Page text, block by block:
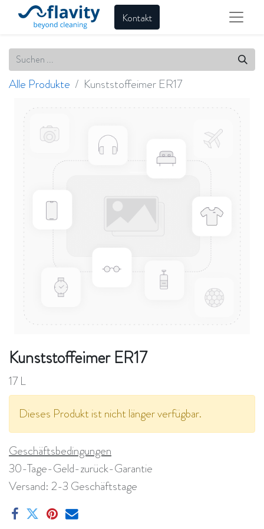
Kontakt
Alle Produkte Kunststoffeimer ER17
Kunststoffeimer ER17
17 L
Dieses Produkt ist nicht länger verfügbar.
Geschäftsbedingungen
30-Tage-Geld-zurück-Garantie
Versand: 2-3 Geschäftstage